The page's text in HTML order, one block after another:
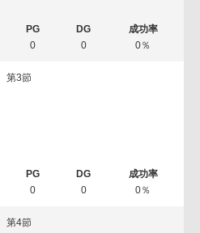
0 0 0％
第3節
0 0 0％
第4節